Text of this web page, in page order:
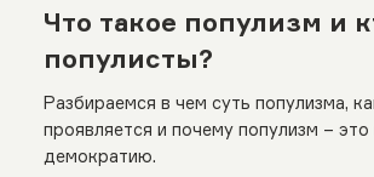
Что такое популизм и
популисты?
Разбираемся в чем суть популизма,
проявляется и почему популизм – это
демократию.